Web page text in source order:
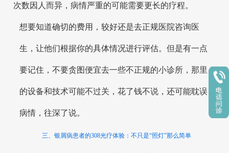
次数因人而异，病情严重的可能需要更长的疗程。
想要知道确切的费用，较好还是去正规医院咨询医
生，让他们根据你的具体情况进行评估。但是有一点
要记住，不要贪图便宜去一些不正规的小诊所，那里
的设备和技术可能不过关，花了钱不说，还可能耽误
病情，往深了说。
三、银屑病患者的308光疗体验：不只是“照灯”那么简单